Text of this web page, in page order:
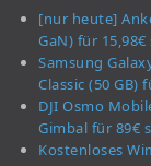
[nur heute]
GaN) für
Samsung
Classic (50 GB)
DJI Osmo
Gimbal für 89€
Kostenloses